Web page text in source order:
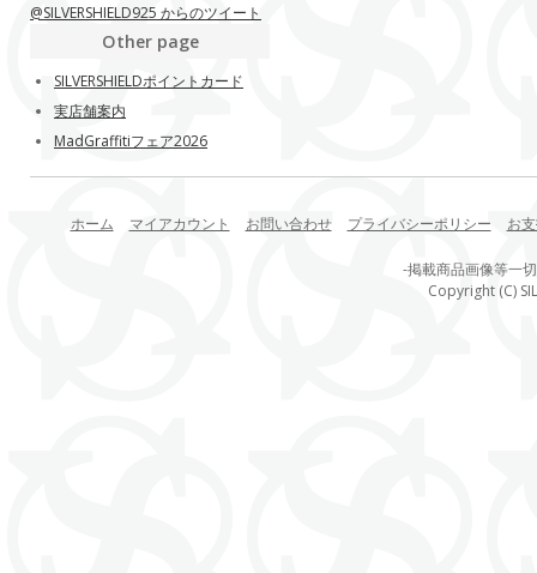
@SILVERSHIELD925 からのツイート
Other page
SILVERSHIELDポイントカード
実店舗案内
MadGraffitiフェア2026
ホーム マイアカウント お問い合わせ プライバシーポリシー お
-掲載商品画像等一
Copyright (C)